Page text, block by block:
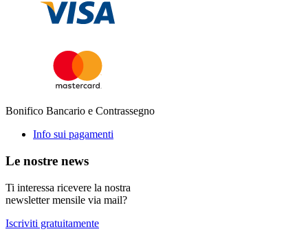
Bonifico Bancario e Contrassegno
Info sui pagamenti
Le nostre news
Ti interessa ricevere la nostra
newsletter mensile via mail?
Iscriviti gratuitamente